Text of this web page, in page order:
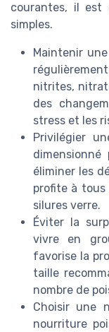
courantes, il est
simples.
Maintenir
nitrites,
des
stress et les
Privilégier
éliminer les
profite à tous
silures verre.
Éviter la
vivre en
favorise la
taille
nombre de
Choisir une
nourriture